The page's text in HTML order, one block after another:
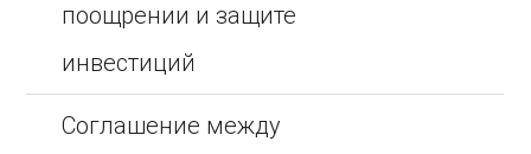
поощрении и защите
инвестиций
Соглашение между